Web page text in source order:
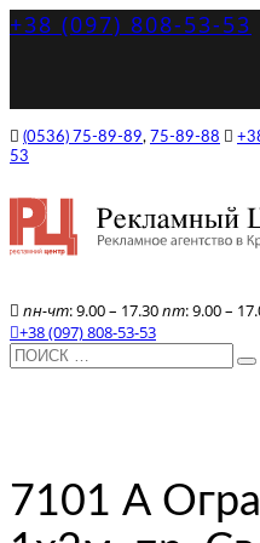
+38 (097) 808-53-53
(0536) 75-89-89, 75-89-88
53
пн-чт: 9.00 – 17.30пт: 9.00 –
+38 (097) 808-53-53
7101 А